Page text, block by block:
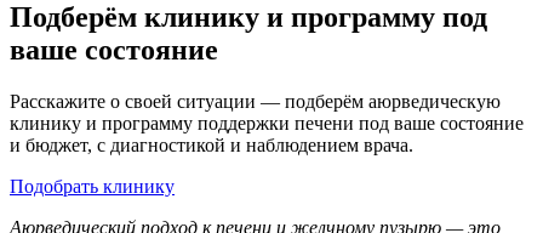
Подберём клинику и программу под
ваше состояние
Расскажите о своей ситуации — подберём аюрведическую
клинику и программу поддержки печени под ваше состояние
и бюджет, с диагностикой и наблюдением врача.
Подобрать клинику
Аюрведический подход к печени и желчному пузырю — это